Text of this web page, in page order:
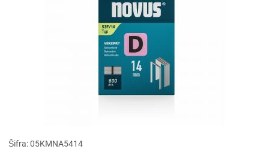
Šifra: 05KMNA5414